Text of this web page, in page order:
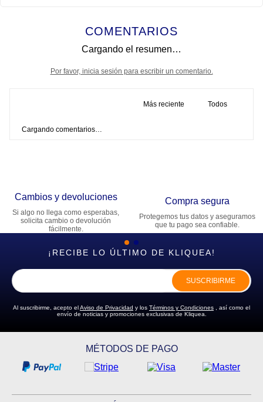
COMENTARIOS
Cargando el resumen…
Por favor, inicia sesión para escribir un comentario.
Más reciente Todos
Cargando comentarios…
Cambios y devoluciones
Si algo no llega como esperabas,
solicita cambio o devolución
fácilmente.
Compra segura
Protegemos tus datos y aseguramos
que tu pago sea confiable.
¡RECIBE LO ÚLTIMO DE KLIQUEA!
SUSCRIBIRME
Al suscribirme, acepto elAviso de Privacidad y los Términos y Condiciones , así como el
envío de noticias y promociones exclusivas de Kliquea.
MÉTODOS DE PAGO